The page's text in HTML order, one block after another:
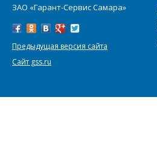
ЗАО «Гарант-Сервис Самара»
Предыдущая версия сайта
Сайт gss.ru